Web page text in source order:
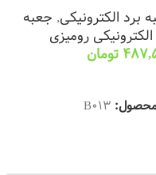
برد الکترونیکی, جعبه
رومیزی
تومان
B013